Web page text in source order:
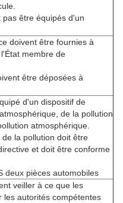
être équipés d'un
doivent être fournies à
membre de
être déposées à
d'un dispositif de
de la pollution
atmosphérique.
la pollution doit être
et doit être conforme
deux pièces automobiles
veiller à ce que les
les autorités compétentes